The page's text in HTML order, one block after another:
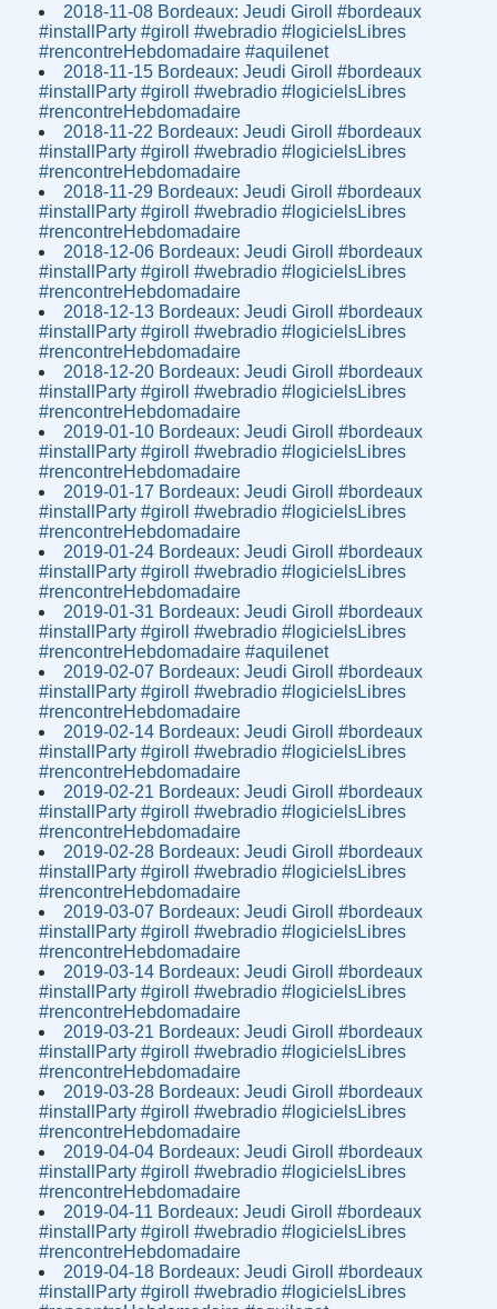
2018-11-08 Bordeaux: Jeudi Giroll #bordeaux
#installParty #giroll #webradio #logicielsLibres
#rencontreHebdomadaire #aquilenet
2018-11-15 Bordeaux: Jeudi Giroll #bordeaux
#installParty #giroll #webradio #logicielsLibres
#rencontreHebdomadaire
2018-11-22 Bordeaux: Jeudi Giroll #bordeaux
#installParty #giroll #webradio #logicielsLibres
#rencontreHebdomadaire
2018-11-29 Bordeaux: Jeudi Giroll #bordeaux
#installParty #giroll #webradio #logicielsLibres
#rencontreHebdomadaire
2018-12-06 Bordeaux: Jeudi Giroll #bordeaux
#installParty #giroll #webradio #logicielsLibres
#rencontreHebdomadaire
2018-12-13 Bordeaux: Jeudi Giroll #bordeaux
#installParty #giroll #webradio #logicielsLibres
#rencontreHebdomadaire
2018-12-20 Bordeaux: Jeudi Giroll #bordeaux
#installParty #giroll #webradio #logicielsLibres
#rencontreHebdomadaire
2019-01-10 Bordeaux: Jeudi Giroll #bordeaux
#installParty #giroll #webradio #logicielsLibres
#rencontreHebdomadaire
2019-01-17 Bordeaux: Jeudi Giroll #bordeaux
#installParty #giroll #webradio #logicielsLibres
#rencontreHebdomadaire
2019-01-24 Bordeaux: Jeudi Giroll #bordeaux
#installParty #giroll #webradio #logicielsLibres
#rencontreHebdomadaire
2019-01-31 Bordeaux: Jeudi Giroll #bordeaux
#installParty #giroll #webradio #logicielsLibres
#rencontreHebdomadaire #aquilenet
2019-02-07 Bordeaux: Jeudi Giroll #bordeaux
#installParty #giroll #webradio #logicielsLibres
#rencontreHebdomadaire
2019-02-14 Bordeaux: Jeudi Giroll #bordeaux
#installParty #giroll #webradio #logicielsLibres
#rencontreHebdomadaire
2019-02-21 Bordeaux: Jeudi Giroll #bordeaux
#installParty #giroll #webradio #logicielsLibres
#rencontreHebdomadaire
2019-02-28 Bordeaux: Jeudi Giroll #bordeaux
#installParty #giroll #webradio #logicielsLibres
#rencontreHebdomadaire
2019-03-07 Bordeaux: Jeudi Giroll #bordeaux
#installParty #giroll #webradio #logicielsLibres
#rencontreHebdomadaire
2019-03-14 Bordeaux: Jeudi Giroll #bordeaux
#installParty #giroll #webradio #logicielsLibres
#rencontreHebdomadaire
2019-03-21 Bordeaux: Jeudi Giroll #bordeaux
#installParty #giroll #webradio #logicielsLibres
#rencontreHebdomadaire
2019-03-28 Bordeaux: Jeudi Giroll #bordeaux
#installParty #giroll #webradio #logicielsLibres
#rencontreHebdomadaire
2019-04-04 Bordeaux: Jeudi Giroll #bordeaux
#installParty #giroll #webradio #logicielsLibres
#rencontreHebdomadaire
2019-04-11 Bordeaux: Jeudi Giroll #bordeaux
#installParty #giroll #webradio #logicielsLibres
#rencontreHebdomadaire
2019-04-18 Bordeaux: Jeudi Giroll #bordeaux
#installParty #giroll #webradio #logicielsLibres